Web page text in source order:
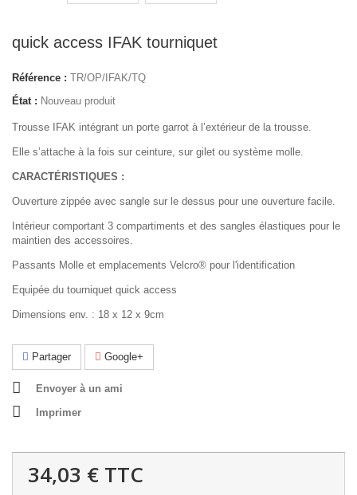
quick access IFAK tourniquet
Référence : TR/OP/IFAK/TQ
État : Nouveau produit
Trousse IFAK intégrant un porte garrot à l’extérieur de la trousse.
Elle s’attache à la fois sur ceinture, sur gilet ou système molle.
CARACTÉRISTIQUES :
Ouverture zippée avec sangle sur le dessus pour une ouverture facile.
Intérieur comportant 3 compartiments et des sangles élastiques pour le
maintien des accessoires.
Passants Molle et emplacements Velcro® pour l'identification
Equipée du tourniquet quick access
Dimensions env. : 18 x 12 x 9cm
Partager Google+
Envoyer à un ami
Imprimer
34,03 € TTC